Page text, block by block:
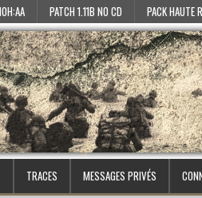
PATCH 1.11B NO CD PACK HAUTE
TRACES MESSAGES PRIVÉS